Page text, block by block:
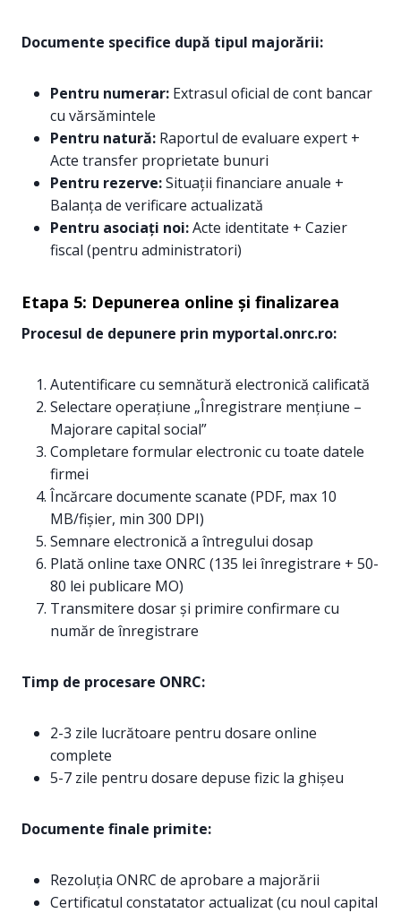
Documente specifice după tipul majorării:
Pentru numerar: Extrasul oficial de cont bancar
cu vărsămintele
Pentru natură: Raportul de evaluare expert +
Acte transfer proprietate bunuri
Pentru rezerve:Situații financiare anuale +
Balanța de verificare actualizată
Pentru asociați noi:Acte identitate + Cazier
fiscal (pentru administratori)
Etapa 5: Depunerea online și finalizarea
Procesul de depunere prin myportal.onrc.ro:
Autentificare cu semnătură electronică calificată
Selectare operațiune „Înregistrare mențiune –
Majorare capital social”
Completare formular electronic cu toate datele
firmei
Încărcare documente scanate (PDF, max 10
MB/fișier, min 300 DPI)
Semnare electronică a întregului dosар
Plată online taxe ONRC (135 lei înregistrare + 50-
80 lei publicare MO)
Transmitere dosar și primire confirmare cu
număr de înregistrare
Timp de procesare ONRC:
2-3 zile lucrătoare pentru dosare online
complete
5-7 zile pentru dosare depuse fizic la ghișeu
Documente finale primite:
Rezoluția ONRC de aprobare a majorării
Certificatul constatator actualizat (cu noul capital